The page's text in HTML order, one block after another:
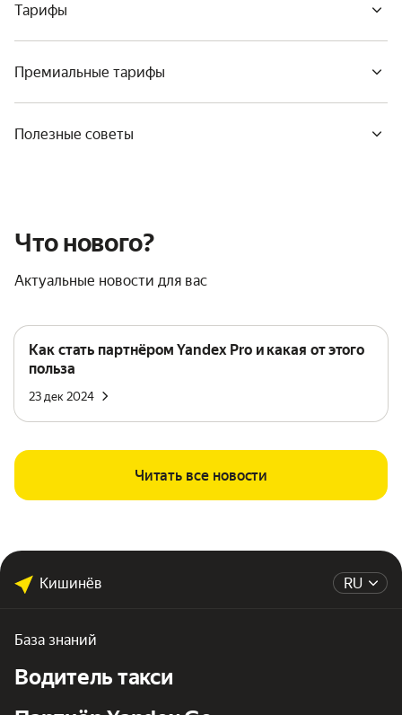
Тарифы
Премиальные тарифы
Полезные советы
Что нового?
Актуальные новости для вас
Как стать партнёром Yandex Pro и какая от этого
польза
23 дек 2024
Читать все новости
RU
Кишинёв
База знаний
Водитель такси